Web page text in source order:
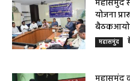
महासमुंद
योजना
महासमुंद